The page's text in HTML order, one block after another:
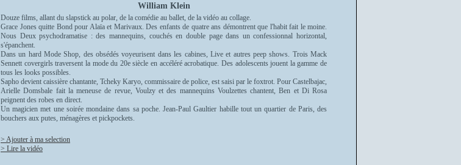
William Klein
Douze films, allant du slapstick au polar, de la comédie au ballet, de la vidéo au collage.
Grace Jones quitte Bond pour Alaïa et Marivaux. Des enfants de quatre ans démontrent que l'habit fait le moine.
Nous Deux psychodramatise : des mannequins, couchés en double page dans un confessionnal horizontal,
s'épanchent.
Dans un hard Mode Shop, des obsédés voyeurisent dans les cabines, Live et autres peep shows. Trois Mack
Sennett covergirls traversent la mode du 20e siècle en accéléré acrobatique. Des adolescents jouent la gamme de
tous les looks possibles.
Sapho devient caissière chantante, Tcheky Karyo, commissaire de police, est saisi par le foxtrot. Pour Castelbajac,
Arielle Domsbale fait la meneuse de revue, Voulzy et des mannequins Voulzettes chantent, Ben et Di Rosa
peignent des robes en direct.
Un magicien met une soirée mondaine dans sa poche. Jean-Paul Gaultier habille tout un quartier de Paris, des
bouchers aux putes, ménagères et pickpockets.
> Ajouter à ma selection
> Lire la vidéo